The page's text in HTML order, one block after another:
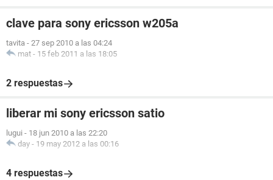
clave para sony ericsson w205a
tavita - 27 sep 2010 a las 04:24
mat - 15 feb 2011 a las 18:05
2 respuestas
liberar mi sony ericsson satio
lugui - 18 jun 2010 a las 22:20
day - 19 may 2012 a las 00:16
4 respuestas